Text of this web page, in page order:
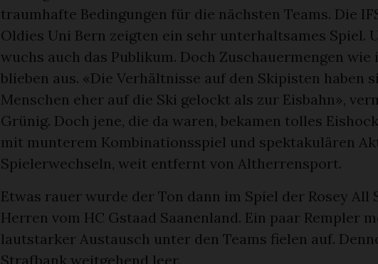
traumhafte Bedingungen für die nächsten Teams. Die
Oldies Uni Bern zeigten ein sehr unterhaltsames Spiel.
wuchs auch das Publikum. Doch Zuschauermengen wie
blieben aus. «Die Verhältnisse auf den Skipisten haben
Menschen eher auf die Ski gelockt als zur Eisbahn»,
Grünig. Doch jene, die da waren, bekamen tolles
mit munterem Kombinationsspiel und spektakulären
Spielerwechseln, weit entfernt von Altherrensport.
Etwas rauer wurde der Ton dann im Spiel der Rosey All
Herren vom HC Gstaad Saanenland. Ein paar Rempler
lautstarker Austausch unter den Teams fielen auf.
Strafbank weitgehend leer.